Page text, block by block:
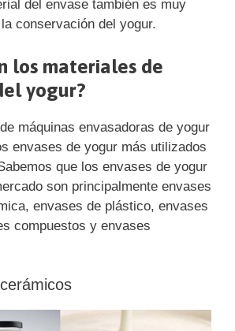
del envase también es muy
conservación del yogur.
los materiales de
yogur?
máquinas envasadoras de yogur
envases de yogur más utilizados
que los envases de yogur
son principalmente envases
envases de plástico, envases
compuestos y envases